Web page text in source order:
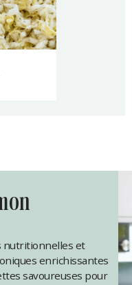
nutritionnelles et
enrichissantes
savoureuses pour